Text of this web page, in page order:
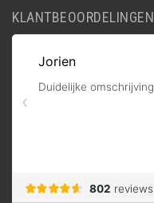
KLANTBEOORDELINGEN